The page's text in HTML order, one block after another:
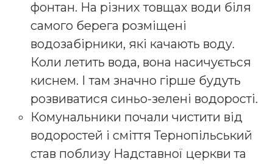
фонтан. На різних товщах води біля
самого берега розміщені
водозабірники, які качають воду.
Коли летить вода, вона насичується
киснем. І там значно гірше будуть
розвиватися синьо-зелені водорості.
Комунальники почали чистити від
водоростей і сміття Тернопільський
став поблизу Надставної церкви та